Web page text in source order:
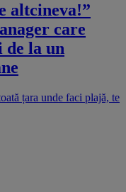
altcineva!”
care
de la un
țara unde faci plajă, te